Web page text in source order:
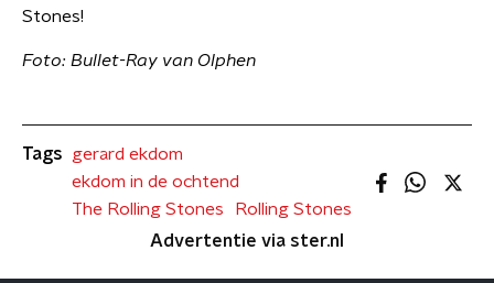
Stones!
Foto: Bullet-Ray van Olphen
Tags
gerard ekdom
ekdom in de ochtend
The Rolling Stones
Rolling Stones
Advertentie via ster.nl